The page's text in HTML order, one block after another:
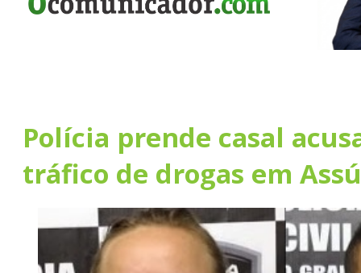
Polícia prende casal
tráfico de drogas em Assú